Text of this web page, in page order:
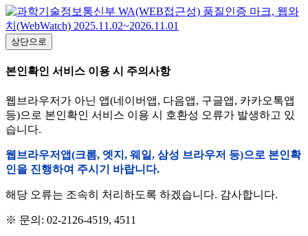
상단으로
본인확인 서비스 이용 시 주의사항
웹브라우저가 아닌 앱(네이버앱, 다음앱, 구글앱, 카카오톡앱
등)으로 본인확인 서비스 이용 시 호환성 오류가 발생하고 있
습니다.
웹브라우저앱(크롬, 엣지, 웨일, 삼성 브라우저 등)으로 본인확
인을 진행하여 주시기 바랍니다.
해당 오류는 조속히 처리하도록 하겠습니다. 감사합니다.
※ 문의: 02-2126-4519, 4511